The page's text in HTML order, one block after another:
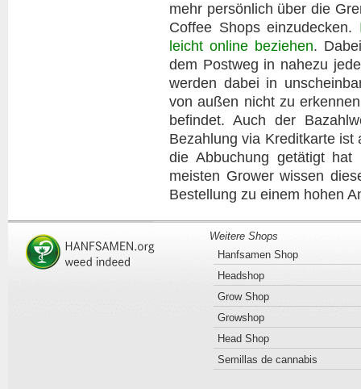
mehr persönlich über die
Coffee Shops einzudecken.
leicht online beziehen.
dem Postweg in nahezu
werden dabei in
von außen nicht zu
befindet. Auch der
Bezahlung via Kreditkarte
die Abbuchung getätigt
meisten Grower wissen
Bestellung zu einem hohen
Weitere Shops
Hanfsamen Shop
Headshop
Grow Shop
Growshop
Head Shop
Semillas de cannabis